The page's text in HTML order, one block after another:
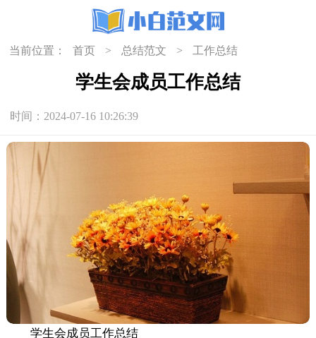
当前位置： 首页 > 总结范文 > 工作总结
学生会成员工作总结
时间：2024-07-16 10:26:39
学生会成员工作总结